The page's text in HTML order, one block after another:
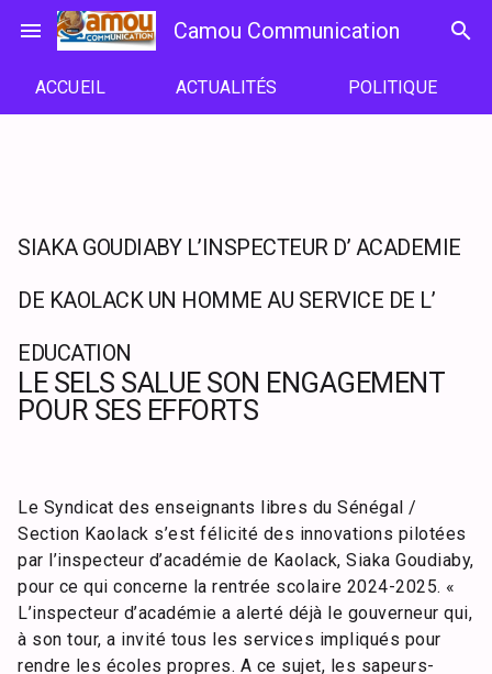
menu Camou Communication search
ACCUEIL ACTUALITÉS POLITIQUE
SIAKA GOUDIABY L’INSPECTEUR D’ ACADEMIE
DE KAOLACK UN HOMME AU SERVICE DE L’
EDUCATION
LE SELS SALUE SON ENGAGEMENT
POUR SES EFFORTS
Le Syndicat des enseignants libres du Sénégal /
Section Kaolack s’est félicité des innovations pilotées
par l’inspecteur d’académie de Kaolack, Siaka Goudiaby,
pour ce qui concerne la rentrée scolaire 2024-2025. «
L’inspecteur d’académie a alerté déjà le gouverneur qui,
à son tour, a invité tous les services impliqués pour
rendre les écoles propres. A ce sujet, les sapeurs-